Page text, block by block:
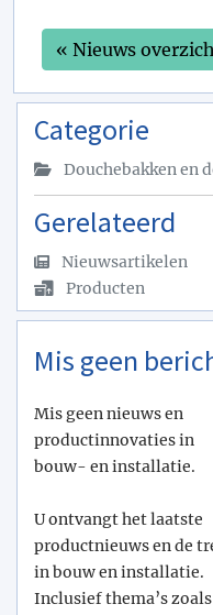
« Nieuws
Categorie
Douchebakken en
Gerelateerd
Nieuwsartikelen
Producten
Mis geen
Mis geen nieuws en
productinnovaties in
bouw- en installatie.
U ontvangt het laatste
productnieuws en de
in bouw en installatie.
Inclusief thema’s zoals